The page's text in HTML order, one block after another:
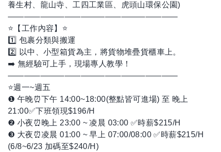
養生村、龍山寺、工四工業區、虎頭山環保公園)
—————————————————————
⭐️【工作內容】⭐️
1️⃣ 包裹分類與搬運
2️⃣ 以中、小型箱貨為主，將貨物堆疊貨櫃車上。
➡️ 無經驗可上手，現場專人教學！
—————————————————————
⭐️週一~週五
❶ 午晚⏰下午 14:00~18:00(整點皆可進場) 至 晚上
21:00✅下班領現$196/H
❷ 小夜⏰晚上 23:00 ~ 凌晨 03:00 ✅時薪$215/H
❸ 大夜⏰凌晨 01:00 ~ 早上 07:00/08:00 ✅時薪$215/H
(6/8~6/23 加碼至$240/H)